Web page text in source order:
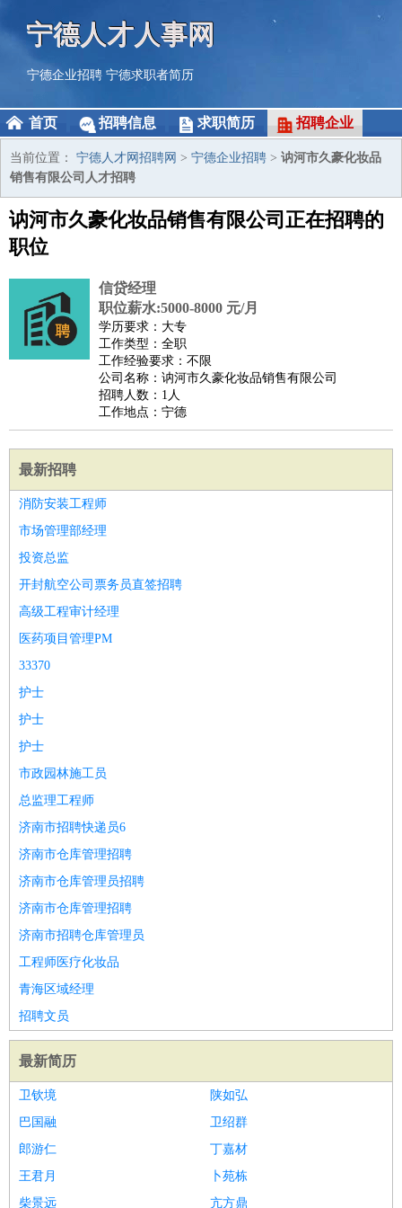
宁德人才人事网
宁德企业招聘 宁德求职者简历
首页 招聘信息 求职简历 招聘企业
当前位置： 宁德人才网招聘网 > 宁德企业招聘 > 讷河市久豪化妆品
销售有限公司人才招聘
讷河市久豪化妆品销售有限公司正在招聘的
职位
信贷经理
职位薪水:5000-8000 元/月
学历要求：大专
工作类型：全职
工作经验要求：不限
公司名称：讷河市久豪化妆品销售有限公司
招聘人数：1人
工作地点：宁德
最新招聘
消防安装工程师
市场管理部经理
投资总监
开封航空公司票务员直签招聘
高级工程审计经理
医药项目管理PM
33370
护士
护士
护士
市政园林施工员
总监理工程师
济南市招聘快递员6
济南市仓库管理招聘
济南市仓库管理员招聘
济南市仓库管理招聘
济南市招聘仓库管理员
工程师医疗化妆品
青海区域经理
招聘文员
最新简历
卫钦境
陕如弘
巴国融
卫绍群
郎游仁
丁嘉材
王君月
卜苑栋
柴景远
亢方鼎